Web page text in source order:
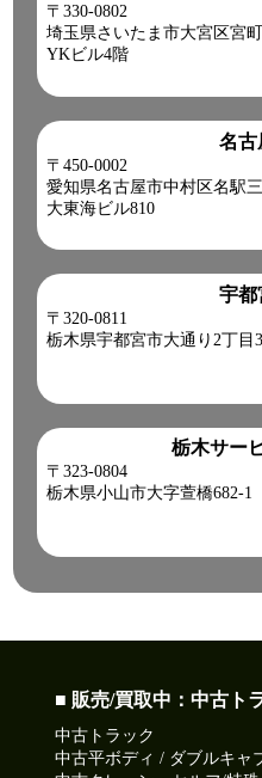
〒330-0802
埼玉県さいたま市大宮区宮
YKビル4階
名古
〒450-0002
愛知県名古屋市中村区名駅
大東海ビル810
宇都
〒320-0811
栃木県宇都宮市大通り2丁目
栃木サー
〒323-0804
栃木県小山市大字萱橋682-1
■ 販売/買取中：中古ト
中古トラック
中古平ボディ / ダブルキャ